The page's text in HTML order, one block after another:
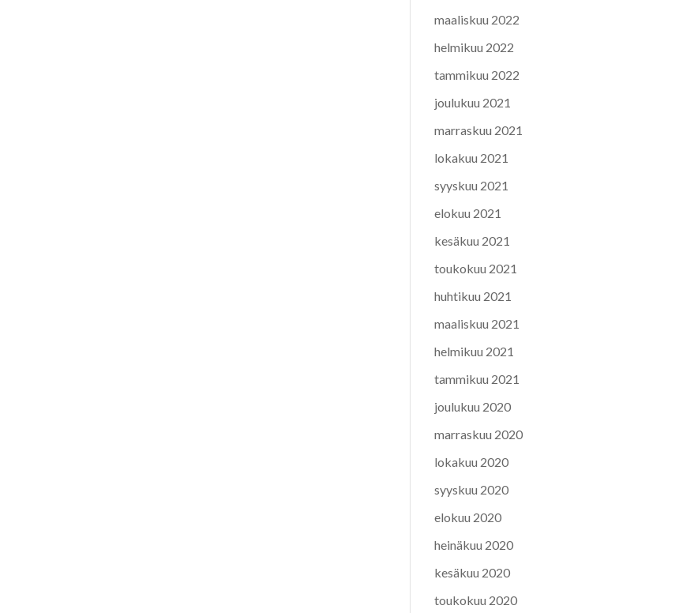
maaliskuu 2022
helmikuu 2022
tammikuu 2022
joulukuu 2021
marraskuu 2021
lokakuu 2021
syyskuu 2021
elokuu 2021
kesäkuu 2021
toukokuu 2021
huhtikuu 2021
maaliskuu 2021
helmikuu 2021
tammikuu 2021
joulukuu 2020
marraskuu 2020
lokakuu 2020
syyskuu 2020
elokuu 2020
heinäkuu 2020
kesäkuu 2020
toukokuu 2020